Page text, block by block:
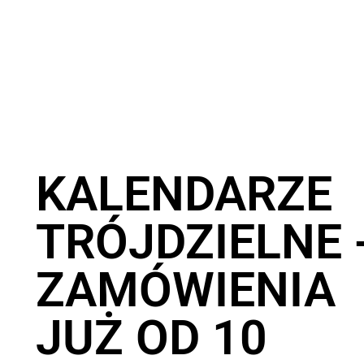
KALENDARZE
TRÓJDZIELNE
ZAMÓWIENIA
JUŻ OD 10